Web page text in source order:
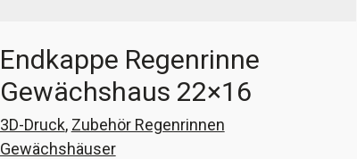
Endkappe Regenrinne
Gewächshaus 22×16
3D-Druck, Zubehör Regenrinnen
Gewächshäuser